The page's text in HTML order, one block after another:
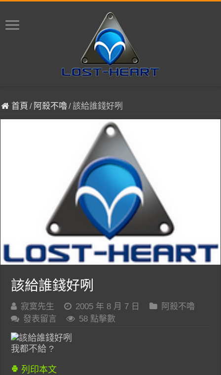
首頁 / 阿殺不嚕/該給誰錢好咧
該給誰錢好咧
寂寞先生 2005 年 8 月 7 日
阿殺不嚕
發表留言
58 點擊數
我都不給 ?
列印本文